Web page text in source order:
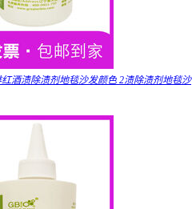
酒渍除渍剂地毯沙发颜色 2渍除渍剂地毯沙